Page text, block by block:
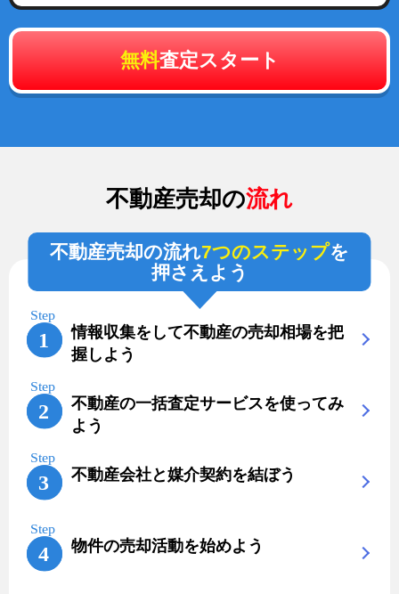
無料査定スタート
不動産売却の流れ
不動産売却の流れ7つのステップを
押さえよう
情報収集をして不動産の売却相場を把
握しよう
不動産の一括査定サービスを使ってみ
よう
不動産会社と媒介契約を結ぼう
物件の売却活動を始めよう